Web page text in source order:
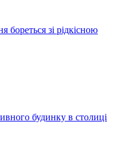
зі рідкісною
будинку в столиці